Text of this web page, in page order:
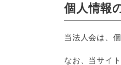
個人情報
当法人会は、
なお、当サイ